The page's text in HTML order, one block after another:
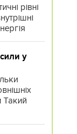
рівні
у
Такий